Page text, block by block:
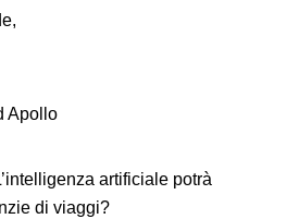
Apollo
artificiale potrà
di viaggi?